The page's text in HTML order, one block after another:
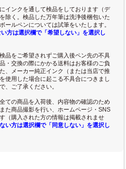
インクを通して検品をしております（デ
除く。検品した万年筆は洗浄後梱包いた
ールペンについては試筆をいたします。
方は選択欄で「希望しない」を選択し
品をご希望されずご購入後ペン先の不具
・交換の際にかかる送料はお客様のご負
、メーカー純正インク（または当店で推
使用した場合に起こる不具合につきまし
、ご了承ください。
ての商品を入荷後、内容物の確認のため
た商品撮影を行い、ホームページ・SNS
（購入された方の情報は掲載されませ
い方は選択欄で「同意しない」を選択し